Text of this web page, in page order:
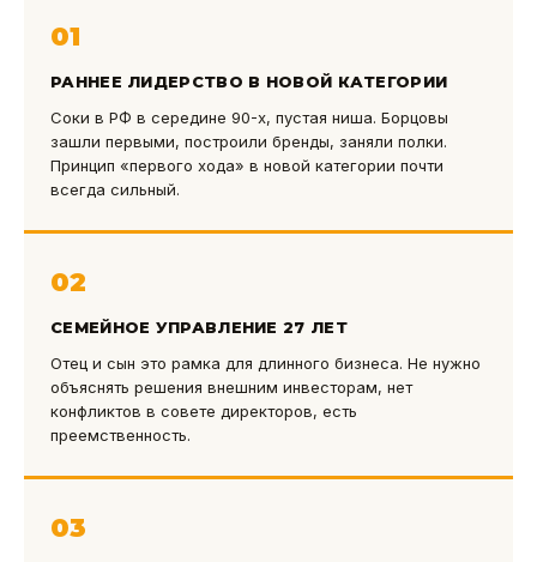
01
РАННЕЕ ЛИДЕРСТВО В НОВОЙ КАТЕГОРИИ
Соки в РФ в середине 90-х, пустая ниша. Борцовы
зашли первыми, построили бренды, заняли полки.
Принцип «первого хода» в новой категории почти
всегда сильный.
02
СЕМЕЙНОЕ УПРАВЛЕНИЕ 27 ЛЕТ
Отец и сын это рамка для длинного бизнеса. Не нужно
объяснять решения внешним инвесторам, нет
конфликтов в совете директоров, есть
преемственность.
03